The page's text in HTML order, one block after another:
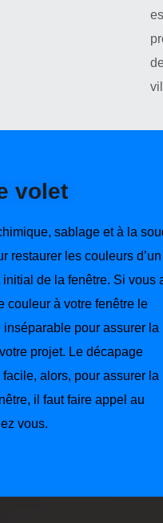
volet
sablage et à la
restaurer les couleurs d’un
de la fenêtre. Si vous
couleur à votre fenêtre le
pour assurer la
projet. Le décapage
alors, pour assurer la
il faut faire appel au
vous.